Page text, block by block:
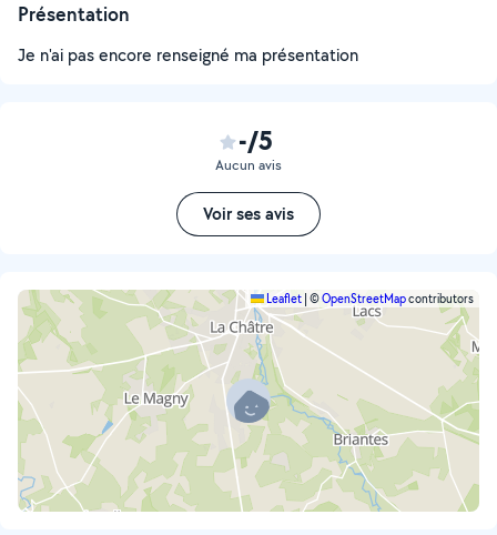
Présentation
Je n'ai pas encore renseigné ma présentation
-/5
Aucun avis
Voir ses avis
Leaflet ©OpenStreetMapcontributors